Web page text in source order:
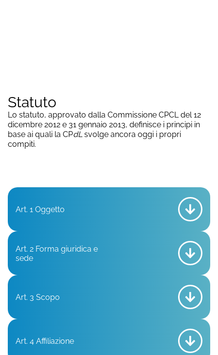
Statuto
Lo statuto, approvato dalla Commissione CPCL del 12
dicembre 2012 e 31 gennaio 2013, definisce i principi in
base ai quali la CPdL svolge ancora oggi i propri
compiti.
Art. 1 Oggetto
Art. 2 Forma giuridica e
sede
Art. 3 Scopo
Art. 4 Affiliazione